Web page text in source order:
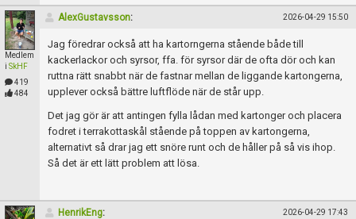
Medlem
i SkHF
419
484
AlexGustavsson: 2026-04-29 15:50
Jag föredrar också att ha kartorngerna stående både till
kackerlackor och syrsor, ffa. för syrsor där de ofta dör och kan
ruttna rätt snabbt när de fastnar mellan de liggande kartongerna,
upplever också bättre luftflöde när de står upp.
Det jag gör är att antingen fylla lådan med kartonger och placera
fodret i terrakottaskål stående på toppen av kartongerna,
alternativt så drar jag ett snöre runt och de håller på så vis ihop.
Så det är ett lätt problem att lösa.
HenrikEng: 2026-04-29 17:43